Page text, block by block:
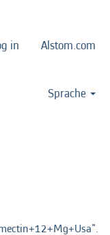
in Alstom.com
Sprache